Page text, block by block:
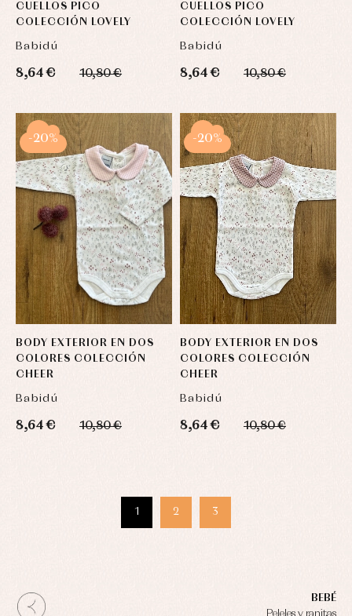
CUELLOS PICO
COLECCIÓN LOVELY
Babidú
8,64 € 10,80 €
CUELLOS PICO
COLECCIÓN LOVELY
Babidú
8,64 € 10,80 €
BODY EXTERIOR EN DOS
COLORES COLECCIÓN
CHEER
Babidú
8,64 € 10,80 €
-20%
BODY EXTERIOR EN DOS
COLORES COLECCIÓN
CHEER
Babidú
8,64 € 10,80 €
-20%
1 2 3
BEBÉ
Peleles y ranitas